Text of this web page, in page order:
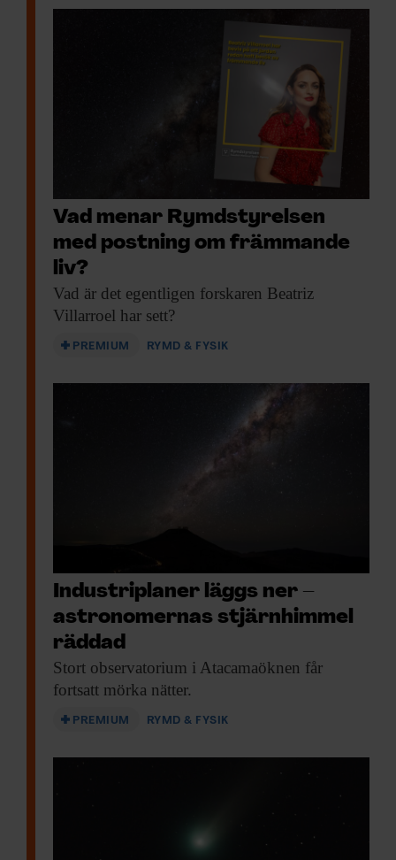
Vad menar Rymdstyrelsen
med postning om främmande
liv?
Vad är det egentligen forskaren Beatriz
Villarroel har sett?
PREMIUM RYMD & FYSIK
Industriplaner läggs ner –
astronomernas stjärnhimmel
räddad
Stort observatorium i Atacamaöknen får
fortsatt mörka nätter.
PREMIUM RYMD & FYSIK